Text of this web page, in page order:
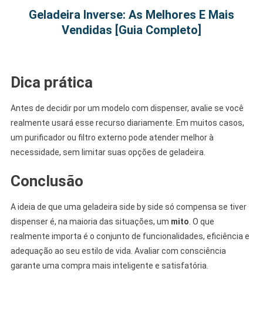
Geladeira Inverse: As Melhores E Mais
Vendidas [Guia Completo]
Dica prática
Antes de decidir por um modelo com dispenser, avalie se você
realmente usará esse recurso diariamente. Em muitos casos,
um purificador ou filtro externo pode atender melhor à
necessidade, sem limitar suas opções de geladeira.
Conclusão
A ideia de que uma geladeira side by side só compensa se tiver
dispenser é, na maioria das situações, um mito. O que
realmente importa é o conjunto de funcionalidades, eficiência e
adequação ao seu estilo de vida. Avaliar com consciência
garante uma compra mais inteligente e satisfatória.